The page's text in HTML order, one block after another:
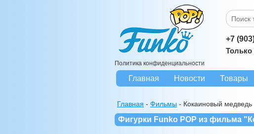
Политика конфиденциальности
+7
Только
Главная Новости Товары
Главная - Фильмы - Кокаиновый медведь
Фигурки Funko POP из фильма